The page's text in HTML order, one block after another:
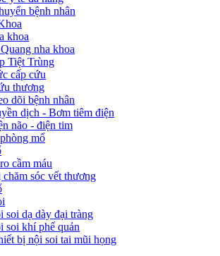
bệnh nhân
khoa
nha khoa
Tiệt Trùng
cấp cứu
thương
dõi bệnh nhân
dịch - Bơm tiêm điện
não - điện tim
mổ
cầm máu
sóc vết thương
soi dạ dày đại tràng
soi khí phế quản
bị nội soi tai mũi họng